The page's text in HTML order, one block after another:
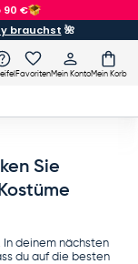
90 €
brauchst 🌺
FavoritenMein KontoMein Korb
Sie
In deinem nächsten
du auf die besten